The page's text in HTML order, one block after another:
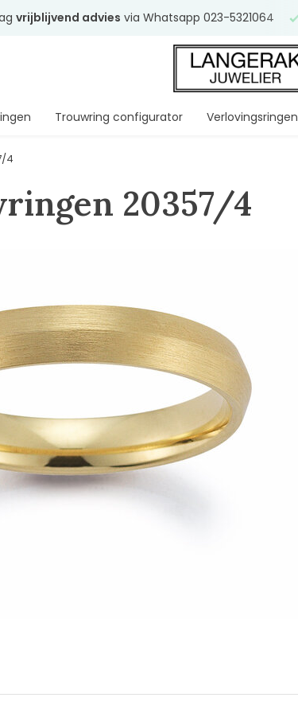
vrijblijvend advies via Whatsapp 023-5321064
Trouwring configurator Verlovingsringen
4
20357/4